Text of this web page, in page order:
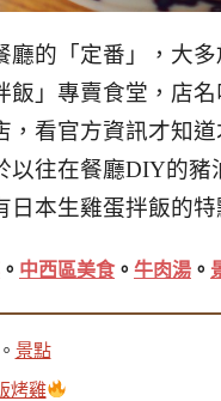
廳的「定番」，大
飯」專賣食堂，店
，看官方資訊才知
以往在餐廳DIY的
日本生雞蛋拌飯的
。 中西區美食。 牛肉湯 。
景點
烤雞